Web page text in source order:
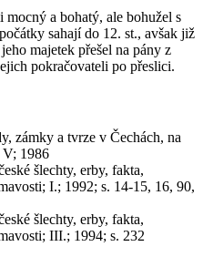
mocný a bohatý, ale bohužel s
sahají do 12. st., avšak již
majetek přešel na pány z
pokračovateli po přeslici.
zámky a tvrze v Čechách, na
V; 1986
šlechty, erby, fakta,
I.; 1992; s. 14-15, 16, 90,
šlechty, erby, fakta,
III.; 1994; s. 232